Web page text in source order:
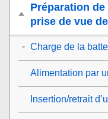
Préparation
prise de vue
Charge de la
Alimentation par
Insertion/retrait